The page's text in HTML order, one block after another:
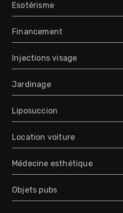
Esotérisme
Financement
Injections visage
Jardinage
Liposuccion
Location voiture
Médecine esthétique
Objets pubs